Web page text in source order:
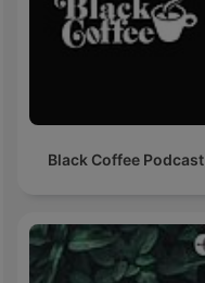
Black Coffee Podcast